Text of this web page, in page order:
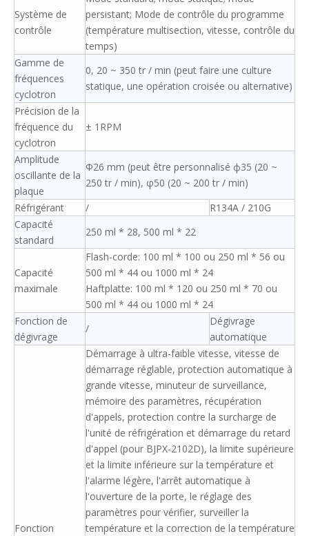
Système de
contrôle
persistant; Mode de contrôle du programme
(température multisection, vitesse, contrôle du
temps)
Gamme de
fréquences
cyclotron
0, 20 ~ 350 tr / min (peut faire une culture
statique, une opération croisée ou alternative)
Précision de la
fréquence du
cyclotron
± 1RPM
Amplitude
oscillante de la
plaque
Φ26 mm (peut être personnalisé ф35 (20 ~
250 tr / min), φ50 (20 ~ 200 tr / min)
Réfrigérant
/
R134A / 210G
Capacité
standard
250 ml * 28, 500 ml * 22
Capacité
maximale
Flash-corde: 100 ml * 100 ou 250 ml * 56 ou
500 ml * 44 ou 1000 ml * 24
Haftplatte: 100 ml * 120 ou 250 ml * 70 ou
500 ml * 44 ou 1000 ml * 24
Fonction de
dégivrage
/
Dégivrage
automatique
Fonction
Démarrage à ultra-faible vitesse, vitesse de
démarrage réglable, protection automatique à
grande vitesse, minuteur de surveillance,
mémoire des paramètres, récupération
d'appels, protection contre la surcharge de
l'unité de réfrigération et démarrage du retard
d'appel (pour BJPX-2102D), la limite supérieure
et la limite inférieure sur la température et
l'alarme légère, l'arrêt automatique à
l'ouverture de la porte, le réglage des
paramètres pour vérifier, surveiller la
température et la correction de la température